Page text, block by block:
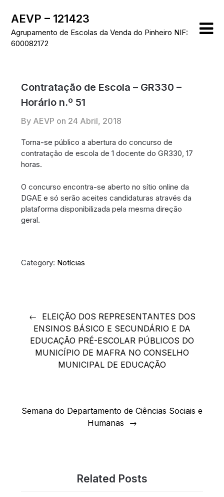
content
AEVP – 121423
Agrupamento de Escolas da Venda do Pinheiro NIF:
600082172
Contratação de Escola – GR330 –
Horário n.º 51
By AEVP on 24 Abril, 2018
Torna-se público a abertura do concurso de
contratação de escola de 1 docente do GR330, 17
horas.
O concurso encontra-se aberto no sítio online da
DGAE e só serão aceites candidaturas através da
plataforma disponibilizada pela mesma direção
geral.
Category: Notícias
artigos
ELEIÇÃO DOS REPRESENTANTES DOS
ENSINOS BÁSICO E SECUNDÁRIO E DA
EDUCAÇÃO PRÉ-ESCOLAR PÚBLICOS DO
MUNICÍPIO DE MAFRA NO CONSELHO
MUNICIPAL DE EDUCAÇÃO
Semana do Departamento de Ciências Sociais e
Humanas
Related Posts